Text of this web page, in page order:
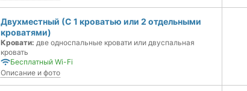
Двухместный (С 1 кроватью или 2 отдельными
кроватями)
Кровати: две односпальные кровати или двуспальная
кровать
Бесплатный Wi-Fi
Описание и фото